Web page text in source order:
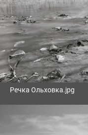
Речка Ольховка.jpg